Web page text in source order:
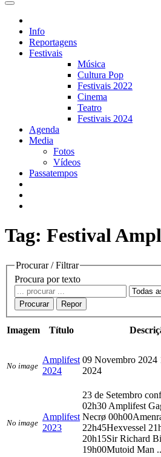
Info
Reportagens
Festivais
Música
Cultura Pop
Festivais 2022
Cinema
Teatro
Festivais 2024
Agenda
Media
Fotos
Vídeos
Passatempos
Tag: Festival
Procurar / Filtrar
Procura por texto
Procurar Repor
Imagem Título
No image
Amplifest
2024
09 Novembro 2024
2024
No image
Amplifest
2023
23 de Setembro
02h30 Amplifest
Necrø
22h45Hexvessel
20h15Sir Richard
19h00Mutoid Man